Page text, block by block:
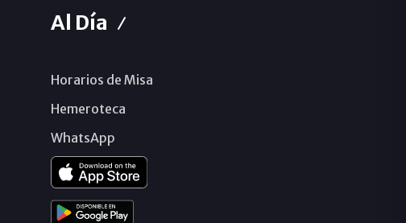
Al Día
Horarios de Misa
Hemeroteca
WhatsApp